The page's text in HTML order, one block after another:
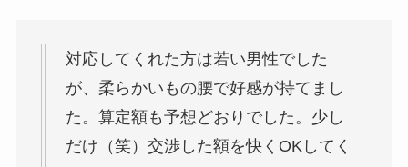
対応してくれた方は若い男性でした
が、柔らかいもの腰で好感が持てまし
た。算定額も予想どおりでした。少し
だけ（笑）交渉した額を快くOKしてく